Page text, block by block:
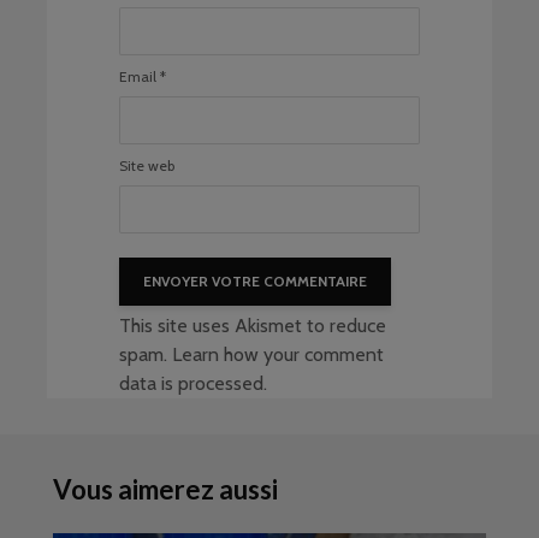
Email *
Site web
This site uses Akismet to reduce
spam. Learn how your comment
data is processed.
Vous aimerez aussi